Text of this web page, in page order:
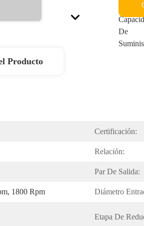
De
Producto
Certificación:
Relación:
Par De Salida:
1800 Rpm Diámetro
Etapa De